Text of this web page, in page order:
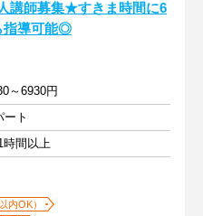
講師募集★すきま時間に6
指導可能◎
～6930円
ート
時間以上
内OK）